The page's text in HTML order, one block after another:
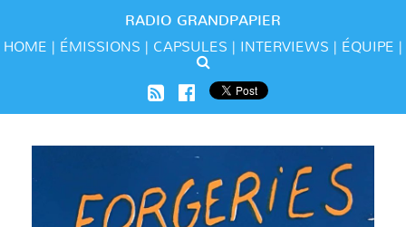
RADIO GRANDPAPIER
HOME
ÉMISSIONS CAPSULES INTERVIEWS ÉQUIPE